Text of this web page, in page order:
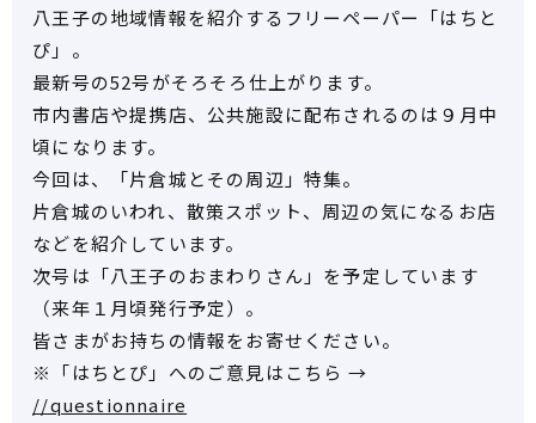
八王子の地域情報を紹介するフリーペーパー「はちと
ぴ」。
最新号の52号がそろそろ仕上がります。
市内書店や提携店、公共施設に配布されるのは９月中
頃になります。
今回は、「片倉城とその周辺」特集。
片倉城のいわれ、散策スポット、周辺の気になるお店
などを紹介しています。
次号は「八王子のおまわりさん」を予定しています
（来年１月頃発行予定）。
皆さまがお持ちの情報をお寄せください。
※「はちとぴ」へのご意見はこちら →
//questionnaire